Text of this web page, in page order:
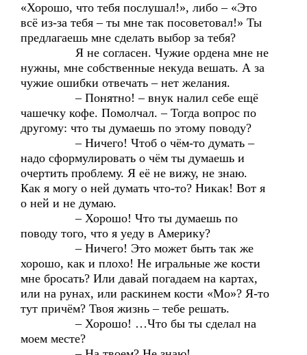
«Хорошо, что тебя послушал!», либо – «Это
всё из-за тебя – ты мне так посоветовал!» Ты
предлагаешь мне сделать выбор за тебя?
Я не согласен. Чужие ордена мне не
нужны, мне собственные некуда вешать. А за
чужие ошибки отвечать – нет желания.
– Понятно! – внук налил себе ещё
чашечку кофе. Помолчал. – Тогда вопрос по
другому: что ты думаешь по этому поводу?
– Ничего! Чтоб о чём-то думать –
надо сформулировать о чём ты думаешь и
очертить проблему. Я её не вижу, не знаю.
Как я могу о ней думать что-то? Никак! Вот я
о ней и не думаю.
– Хорошо! Что ты думаешь по
поводу того, что я уеду в Америку?
– Ничего! Это может быть так же
хорошо, как и плохо! Не игральные же кости
мне бросать? Или давай погадаем на картах,
или на рунах, или раскинем кости «Мо»? Я-то
тут причём? Твоя жизнь – тебе решать.
– Хорошо! …Что бы ты сделал на
моем месте?